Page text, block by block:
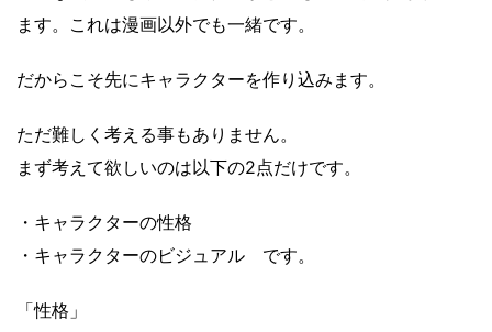
ます。これは漫画以外でも一緒です。
だからこそ先にキャラクターを作り込みます。
ただ難しく考える事もありません。
まず考えて欲しいのは以下の2点だけです。
・キャラクターの性格
・キャラクターのビジュアル です。
「性格」